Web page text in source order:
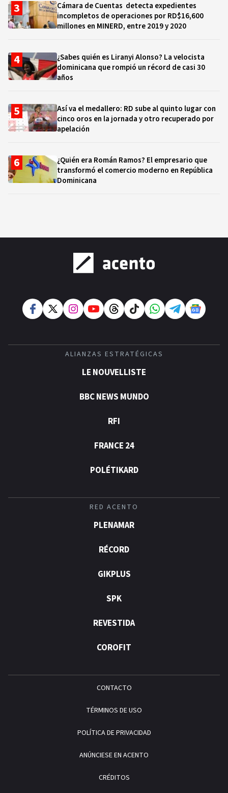
Cámara de Cuentas detecta expedientes
incompletos de operaciones por RD$16,600
millones en MINERD, entre 2019 y 2020
¿Sabes quién es Liranyi Alonso? La velocista
dominicana que rompió un récord de casi 30
años
Así va el medallero: RD sube al quinto lugar con
cinco oros en la jornada y otro recuperado por
apelación
¿Quién era Román Ramos? El empresario que
transformó el comercio moderno en República
Dominicana
ALIANZAS ESTRATÉGICAS
LE NOUVELLISTE
BBC NEWS MUNDO
RFI
FRANCE 24
POLÉTIKARD
RED ACENTO
PLENAMAR
RÉCORD
GIKPLUS
SPK
REVESTIDA
COROFIT
CONTACTO
TÉRMINOS DE USO
POLÍTICA DE PRIVACIDAD
ANÚNCIESE EN ACENTO
CRÉDITOS